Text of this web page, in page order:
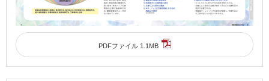
PDFファイル 1.1MB